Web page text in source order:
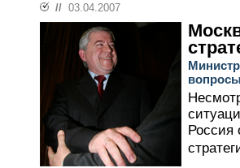
// 03.04.2007
Россия